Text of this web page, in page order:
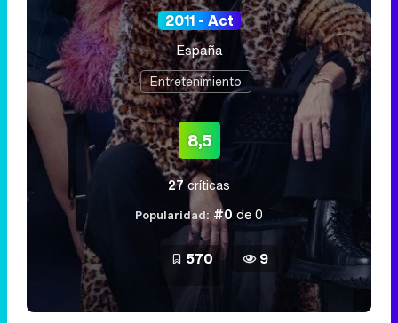
2011 - Act
España
Entretenimiento
8,5
27críticas
Popularidad: #0 de 0
570 9